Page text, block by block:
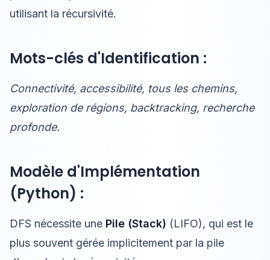
utilisant la récursivité.
Mots-clés d'Identification :
Connectivité, accessibilité, tous les chemins,
exploration de régions, backtracking, recherche
profonde.
Modèle d'Implémentation
(Python) :
DFS nécessite une Pile (Stack) (LIFO), qui est le
plus souvent gérée implicitement par la pile